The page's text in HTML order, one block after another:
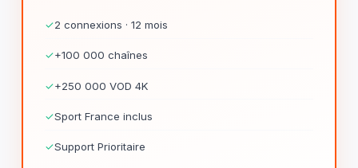
✓2 connexions · 12 mois
✓+100 000 chaînes
✓+250 000 VOD 4K
✓Sport France inclus
✓Support Prioritaire